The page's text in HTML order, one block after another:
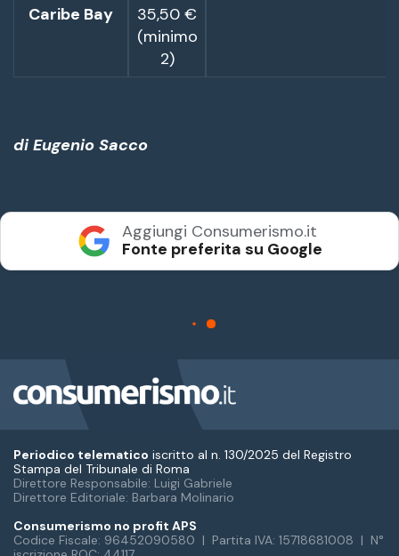
Periodico telematico iscritto al n. 130/2025 del Registro
Stampa del Tribunale di Roma
Direttore Responsabile: Luigi Gabriele
Direttore Editoriale: Barbara Molinario
Consumerismo no profit APS
Codice Fiscale: 96452090580 | Partita IVA: 15718681008 | N°